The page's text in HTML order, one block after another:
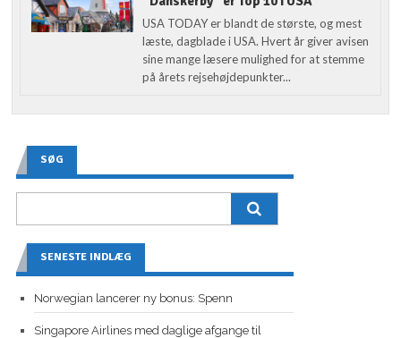
USA TODAY er blandt de største, og mest
læste, dagblade i USA. Hvert år giver avisen
sine mange læsere mulighed for at stemme
på årets rejsehøjdepunkter...
SØG
SENESTE INDLÆG
Norwegian lancerer ny bonus: Spenn
Singapore Airlines med daglige afgange til